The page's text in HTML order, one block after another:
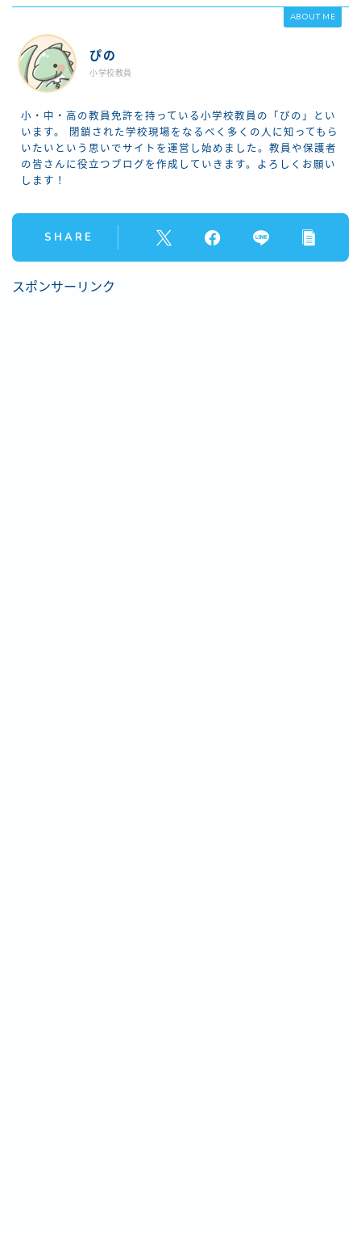
ABOUT ME
ぴの
小学校教員
小・中・高の教員免許を持っている小学校教員の「ぴの」とい
います。 閉鎖された学校現場をなるべく多くの人に知ってもら
いたいという思いでサイトを運営し始めました。教員や保護者
の皆さんに役立つブログを作成していきます。よろしくお願い
します！
SHARE
スポンサーリンク